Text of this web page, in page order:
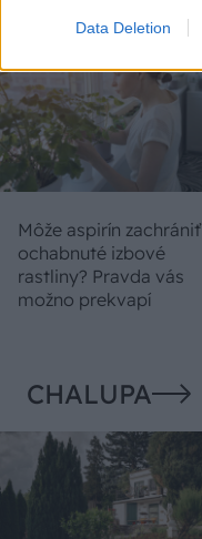
Data Deletion
Môže aspirín zachrániť
ochabnuté izbové
rastliny? Pravda vás
možno prekvapí
CHALUPA